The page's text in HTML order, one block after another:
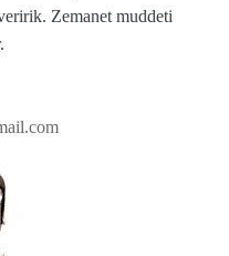
Zemanet muddeti